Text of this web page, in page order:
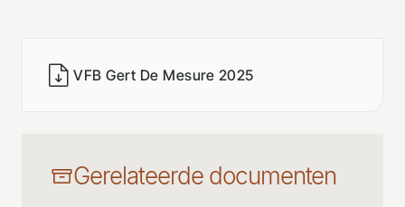
VFB Gert De Mesure 2025
Gerelateerde documenten